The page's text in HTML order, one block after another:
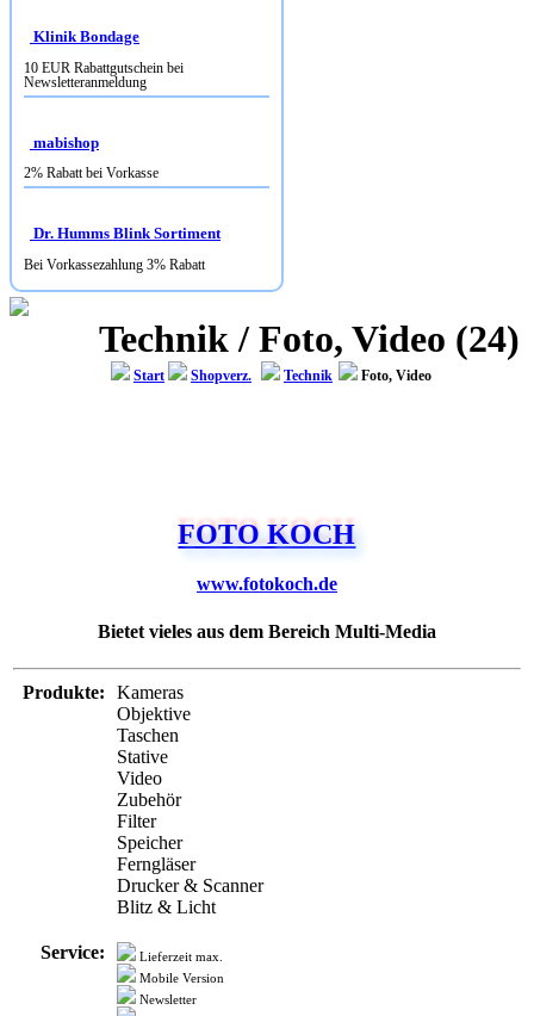
Newsletteranmeldung
mabishop
Dr. Humms Blink Sortiment
Technik / Foto, Video (24)
Bietet vieles aus dem Bereich Multi-Media
Objektive
Taschen
Video
Zubehör
Filter
Speicher
Ferngläser
Drucker & Scanner
Blitz & Licht
Lieferzeit max.
Mobile Version
Newsletter
Express Versand
PayPal